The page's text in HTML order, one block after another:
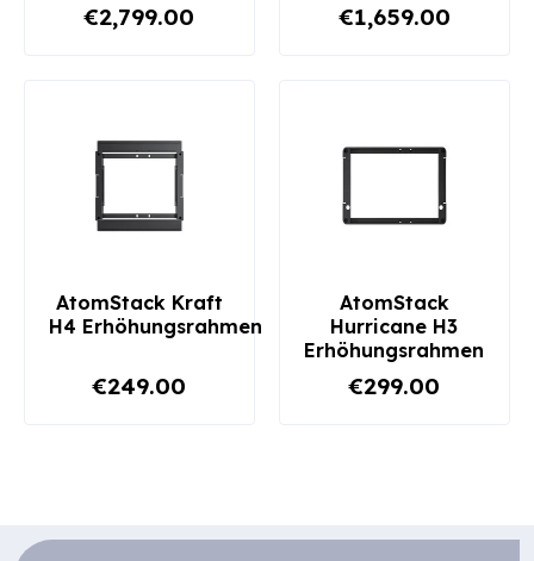
€2,799.00 €1,659.00
AtomStack Kraft
H4 Erhöhungsrahmen
€249.00
AtomStack
Hurricane H3
Erhöhungsrahmen
€299.00